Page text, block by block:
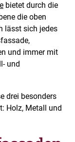
bietet durch die
die oben
lässt sich jedes
und immer mit
und
drei besonders
Holz, Metall und